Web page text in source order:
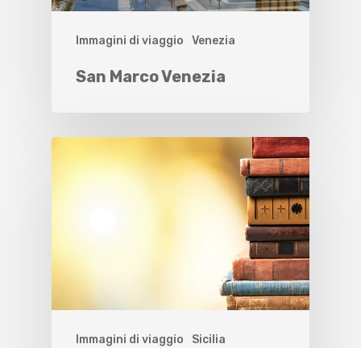
Immagini di viaggio Venezia
San Marco Venezia
Immagini di viaggio Sicilia